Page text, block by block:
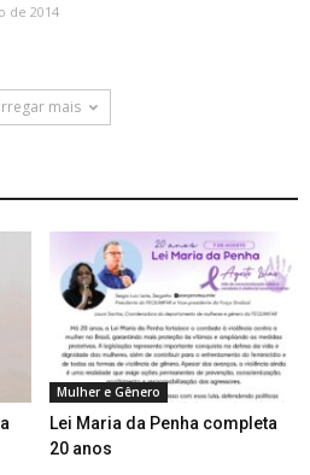
de 2014
mais
Mulher e Gênero
Lei Maria da Penha completa
20 anos